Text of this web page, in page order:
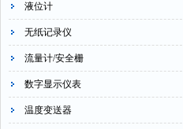
液位计
无纸记录仪
流量计/安全栅
数字显示仪表
温度变送器